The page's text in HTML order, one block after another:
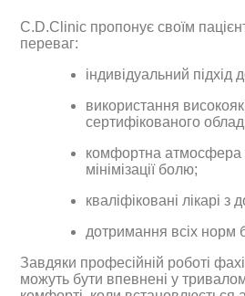
C.D.Clinic пропонує своїм
переваг:
індивідуальний підхід
використання
сертифікованого
комфортна атмосфера
мінімізації болю;
кваліфіковані лікарі з
дотримання всіх норм
Завдяки професійній роботі
можуть бути впевнені у